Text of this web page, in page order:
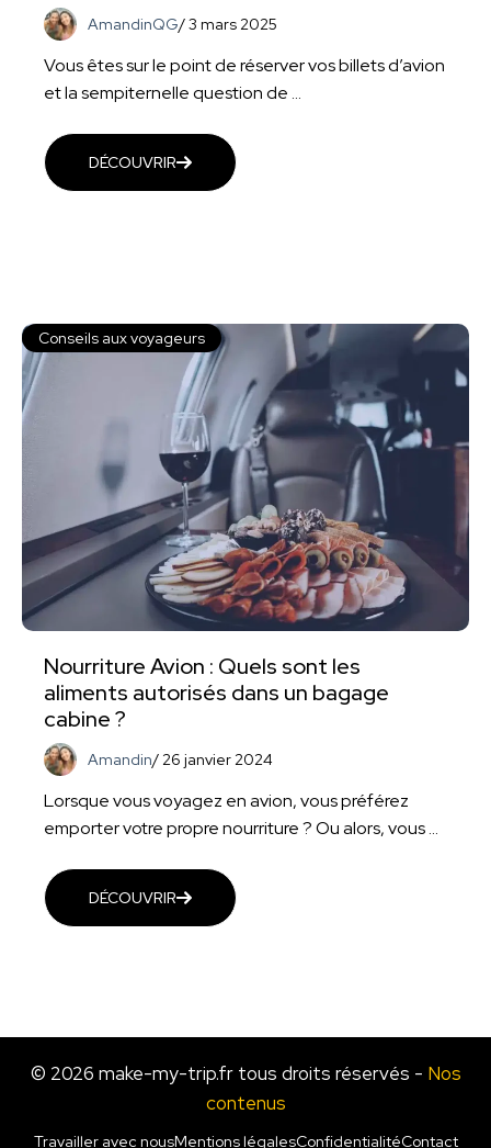
AmandinQG/3 mars 2025
Vous êtes sur le point de réserver vos billets d’avion
et la sempiternelle question de ...
DÉCOUVRIR
Conseils aux voyageurs
Nourriture Avion : Quels sont les
aliments autorisés dans un bagage
cabine ?
Amandin/ 26 janvier 2024
Lorsque vous voyagez en avion, vous préférez
emporter votre propre nourriture ? Ou alors, vous ...
DÉCOUVRIR
© 2026 make-my-trip.fr tous droits réservés - Nos
contenus
Travailler avec nousMentions légalesConfidentialitéContact